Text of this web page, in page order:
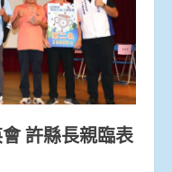
許縣長親臨表